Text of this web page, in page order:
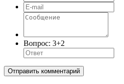
Вопрос: 3+2
Отправить комментарий